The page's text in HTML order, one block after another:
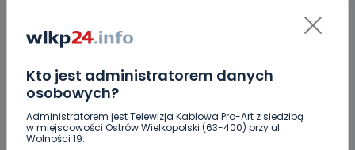
Kto jest administratorem danych
osobowych?
Administratorem jest Telewizja Kablowa Pro-Art z siedzibą
w miejscowości Ostrów Wielkopolski (63-400) przy ul.
Wolności 19.
Co się stanie z bluszczem…
Upały i burze. Porady dla właścicieli zwierząt
[WIDEO]